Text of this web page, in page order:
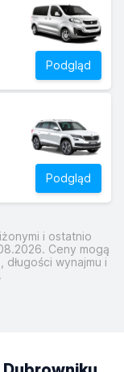
Podgląd
Podgląd
i ostatnio
Ceny mogą
wynajmu i